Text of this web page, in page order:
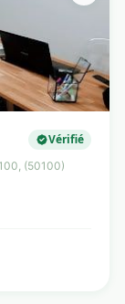
Vérifié
(50100)